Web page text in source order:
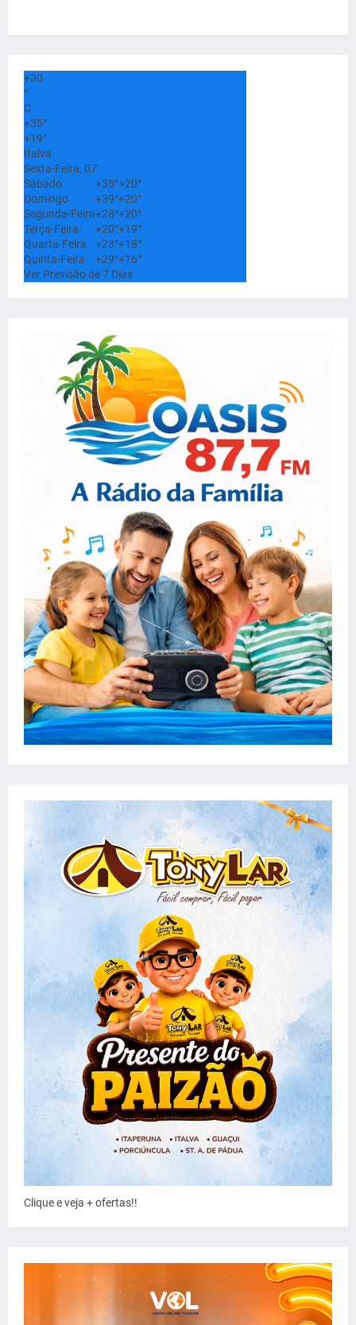
+30
°
C
+35°
+19°
Italva
Sexta-Feira, 07
Sábado
+35°+20°
Domingo
+39°+20°
Segunda-Feira+28°+20°
Terça-Feira
+20°+19°
Quarta-Feira
+23°+18°
Quinta-Feira
+29°+16°
Ver Previsão de 7 Dias
Clique e veja + ofertas!!